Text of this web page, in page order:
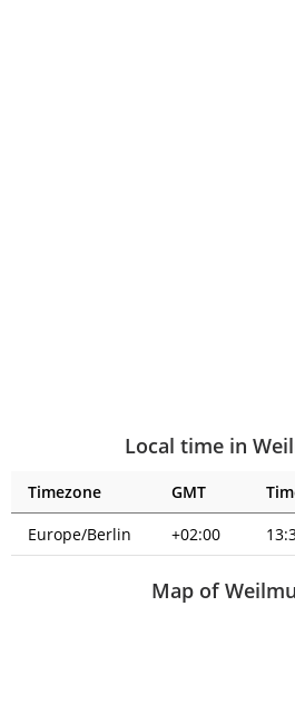
Local time in
Timezone GMT
Europe/Berlin
+02:00
Map of